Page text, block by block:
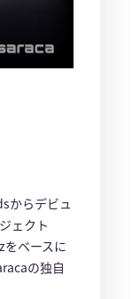
からデビュ
ェクト
をベースに
の独自